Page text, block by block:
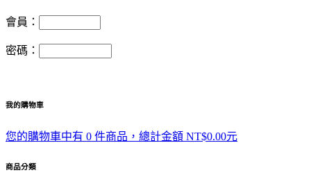
會員：
密碼：
我的購物車
您的購物車中有 0 件商品，總計金額 NT$0.00元
商品分類